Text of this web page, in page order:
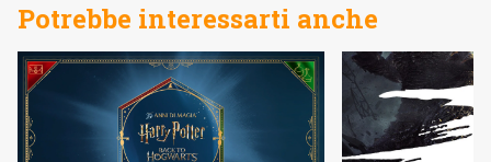
Potrebbe interessarti anche